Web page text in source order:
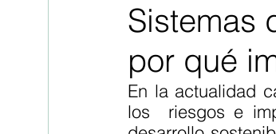
Sistemas
por qué
En la actualidad
los  riesgos e